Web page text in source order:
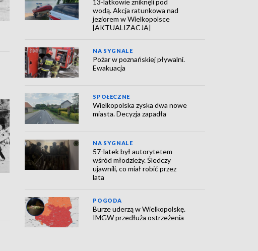
wodą. Akcja ratunkowa nad
jeziorem w Wielkopolsce
[AKTUALIZACJA]
NA SYGNALE
Pożar w poznańskiej pływalni.
Ewakuacja
SPOŁECZNE
Wielkopolska zyska dwa nowe
miasta. Decyzja zapadła
NA SYGNALE
57-latek był autorytetem
wśród młodzieży. Śledczy
ujawnili, co miał robić przez
lata
POGODA
Burze uderzą w Wielkopolskę.
IMGW przedłuża ostrzeżenia